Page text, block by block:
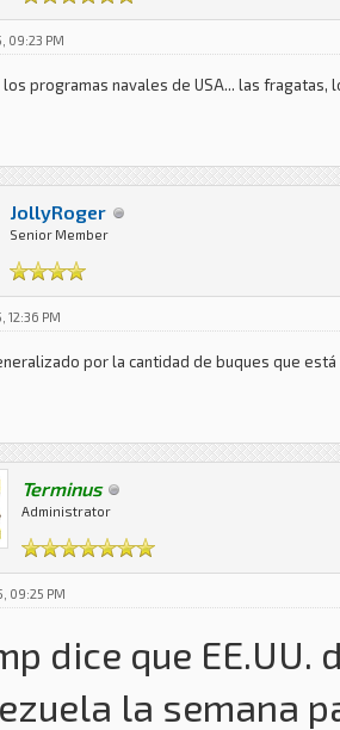
09:23 PM
los programas navales de USA... las fragatas,
JollyRoger
Senior Member
12:36 PM
por la cantidad de buques que
Terminus
Administrator
09:25 PM
dice que
la semana